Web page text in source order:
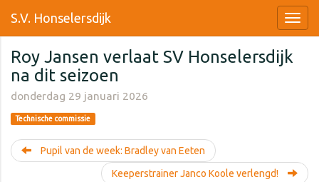
S.V. Honselersdijk
Roy Jansen verlaat SV Honselersdijk
na dit seizoen
donderdag 29 januari 2026
Technische commissie
Pupil van de week: Bradley van Eeten
Keeperstrainer Janco Koole verlengd!